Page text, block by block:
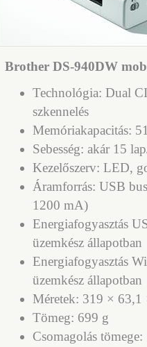
Brother DS-940DW
Technológia: Dual
szkennelés
Memóriakapacitás:
Sebesség: akár 15
Kezelőszerv: LED,
Áramforrás: USB
1200 mA)
Energiafogyasztás
üzemkész állapotban
Energiafogyasztás
üzemkész állapotban
Méretek: 319 ×
Tömeg: 699 g
Csomagolás